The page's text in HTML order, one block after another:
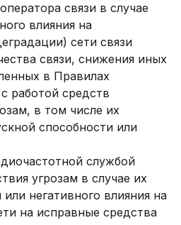
связи в случае
влияния на
сети связи
связи, снижения иных
в Правилах
работой средств
в том числе их
способности или
службой
угрозам в случае их
негативного влияния на
на исправные средства